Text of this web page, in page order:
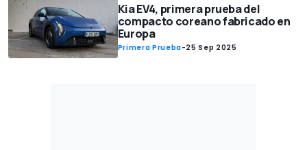
Kia EV4, primera prueba del
compacto coreano fabricado en
Europa
Primera Prueba-25 Sep 2025